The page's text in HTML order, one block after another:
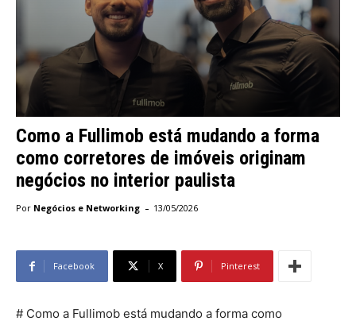
Como a Fullimob está mudando a forma
como corretores de imóveis originam
negócios no interior paulista
Por Negócios e Networking - 13/05/2026
Facebook X Pinterest
# Como a Fullimob está mudando a forma como